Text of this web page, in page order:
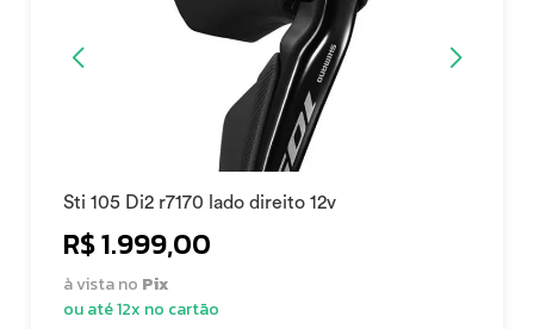
Sti 105 Di2 r7170 lado direito 12v
R$ 1.999,00
à vista no Pix
ou até 12x no cartão